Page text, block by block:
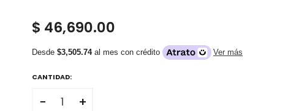
$ 46,690.00
Desde $3,505.74al mes con crédito Ver más
CANTIDAD:
− +